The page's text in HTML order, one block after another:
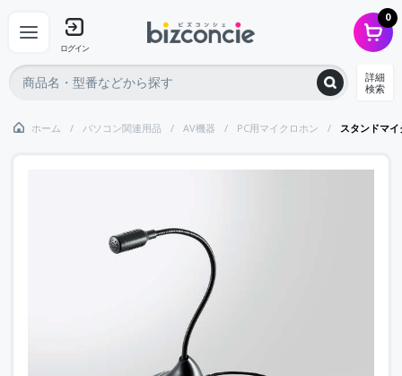
ログイン
0
詳細
検索
ホーム パソコン関連用品 AV機器 PC用マイクロホン スタンドマ